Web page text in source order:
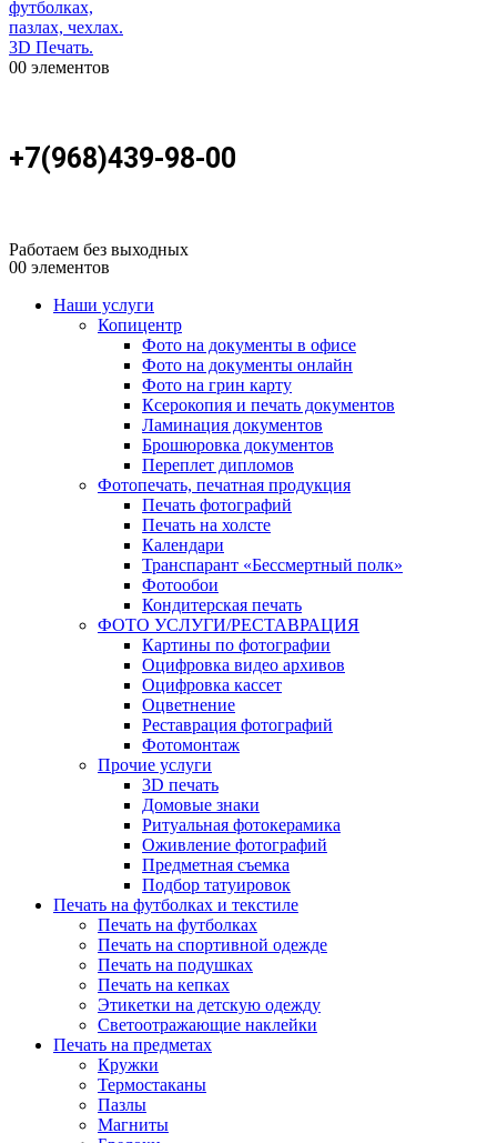
00 элементов
+7(968)439-98-00
Работаем без выходных
00 элементов
Наши услуги
Копицентр
Фото на документы в офисе
Фото на документы онлайн
Фото на грин карту
Ксерокопия и печать документов
Ламинация документов
Брошюровка документов
Переплет дипломов
Фотопечать, печатная продукция
Печать фотографий
Печать на холсте
Календари
Транспарант «Бессмертный полк»
Фотообои
Кондитерская печать
ФОТО УСЛУГИ/РЕСТАВРАЦИЯ
Картины по фотографии
Оцифровка видео архивов
Оцифровка кассет
Оцветнение
Реставрация фотографий
Фотомонтаж
Прочие услуги
3D печать
Домовые знаки
Ритуальная фотокерамика
Оживление фотографий
Предметная съемка
Подбор татуировок
Печать на футболках и текстиле
Печать на футболках
Печать на спортивной одежде
Печать на подушках
Печать на кепках
Этикетки на детскую одежду
Светоотражающие наклейки
Печать на предметах
Кружки
Термостаканы
Пазлы
Магниты